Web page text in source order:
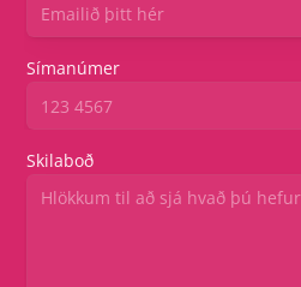
Símanúmer
Skilaboð